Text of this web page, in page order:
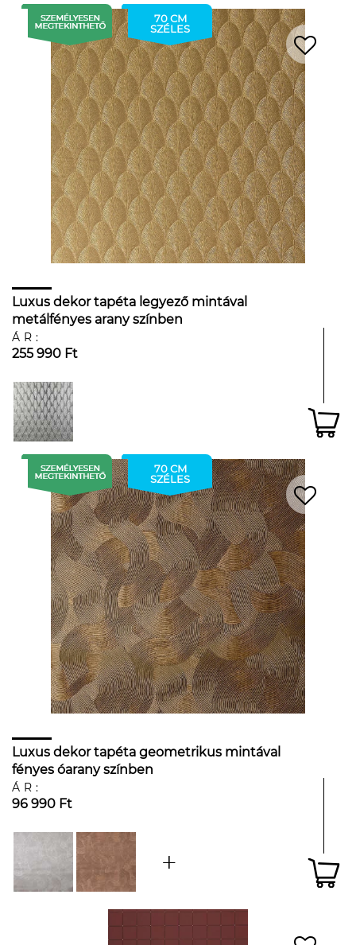
70 CM
SZÉLES
Luxus dekor tapéta legyező mintával
metálfényes arany színben
ÁR:
255 990 Ft
70 CM
SZÉLES
Luxus dekor tapéta geometrikus mintával
fényes óarany színben
ÁR:
96 990 Ft